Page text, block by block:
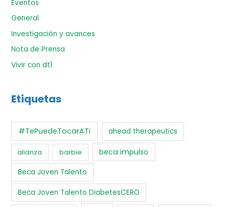
Eventos
General
Investigación y avances
Nota de Prensa
Vivir con dt1
Etiquetas
#TePuedeTocarATi ahead therapeutics
alianza barbie beca impulso
Beca Joven Talento
Beca Joven Talento DiabetesCERO